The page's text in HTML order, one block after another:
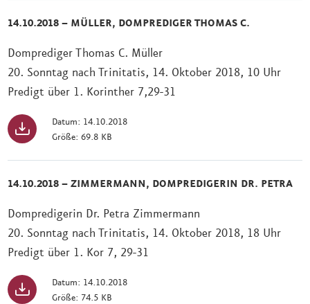
14.10.2018 – MÜLLER, DOMPREDIGER THOMAS C.
Domprediger Thomas C. Müller
20. Sonntag nach Trinitatis, 14. Oktober 2018, 10 Uhr
Predigt über 1. Korinther 7,29-31
Datum: 14.10.2018
Größe: 69.8 KB
14.10.2018 – ZIMMERMANN, DOMPREDIGERIN DR. PETRA
Dompredigerin Dr. Petra Zimmermann
20. Sonntag nach Trinitatis, 14. Oktober 2018, 18 Uhr
Predigt über 1. Kor 7, 29-31
Datum: 14.10.2018
Größe: 74.5 KB